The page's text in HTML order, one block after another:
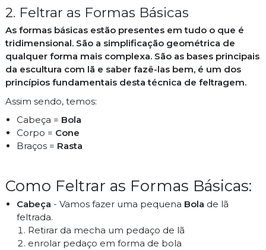
2. Feltrar as Formas Básicas
As formas básicas estão presentes em tudo o que é
tridimensional. São a simplificação geométrica de
qualquer forma mais complexa. São as bases principais
da escultura com lã e saber fazê-las bem, é um dos
princípios fundamentais desta técnica de feltragem.
Assim sendo, temos:
Cabeça = Bola
Corpo = Cone
Braços = Rasta
Como Feltrar as Formas Básicas:
Cabeça - Vamos fazer uma pequena Bola de lã
feltrada.
Retirar da mecha um pedaço de lã
enrolar pedaço em forma de bola